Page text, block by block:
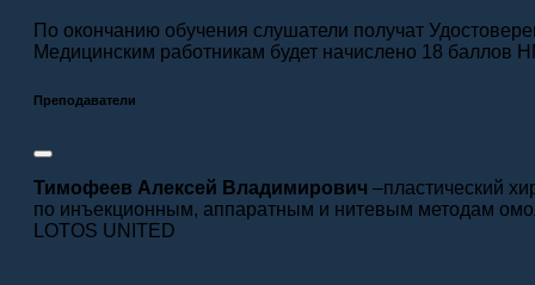
По окончанию обучения слушатели получат
Медицинским работникам будет начислено 18 баллов
Преподаватели
Тимофеев Алексей Владимирович –пластический
по инъекционным, аппаратным и нитевым методам
LOTOS UNITED